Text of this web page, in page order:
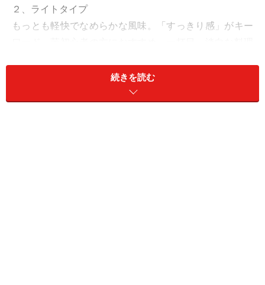
２、ライトタイプ
もっとも軽快でなめらかな風味。「すっきり感」がキー
続きを読む